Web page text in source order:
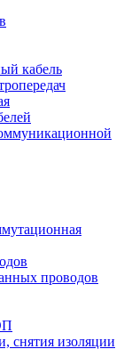
кабель
проводов